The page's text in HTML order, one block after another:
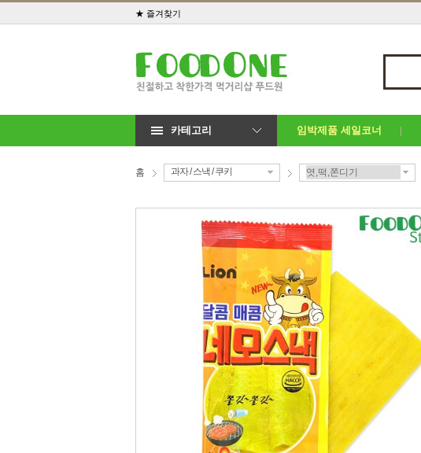
★ 즐겨찾기
카테고리 임박제품 세일코너
홈 과자 / 스낵 / 쿠키